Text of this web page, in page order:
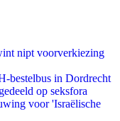
nipt voorverkiezing
bestelbus in Dordrecht
op seksfora
voor 'Israëlische